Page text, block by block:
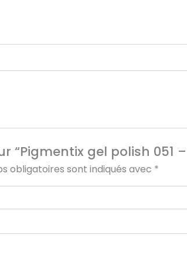
“Pigmentix gel polish 051
obligatoires sont indiqués avec *